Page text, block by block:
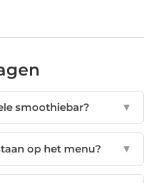
smoothiebar? ▼
op het menu? ▼